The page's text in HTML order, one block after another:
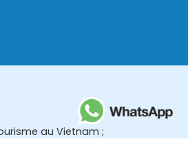
au Vietnam ;